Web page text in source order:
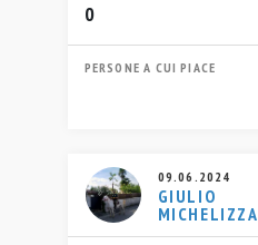
0
PERSONE A CUI PIACE
09.06.2024
GIULIO
MICHELIZZA